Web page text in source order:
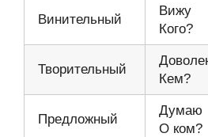
Винительный
Вижу
Кого?
Творительный
Кем?
Предложный
Думаю
О ком?